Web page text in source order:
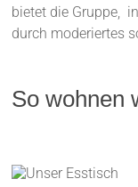
bietet die Gruppe,
durch moderiertes
So wohnen